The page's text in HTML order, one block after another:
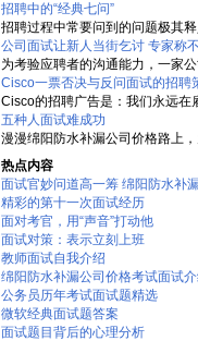
招聘中的“经典七问”
招聘过程中常要问到的问题极其
公司面试让新人当街乞讨 专家称不
为考验应聘者的沟通能力，一家
Cisco一票否决与反问面试的招聘
Cisco的招聘广告是：我们永远在
五种人面试难成功
漫漫绵阳防水补漏公司价格路上
热点内容
面试官妙问道高一筹 绵阳防水补
精彩的第十一次面试经历
面对考官，用“声音”打动他
面试对策：表示立刻上班
教师面试自我介绍
绵阳防水补漏公司价格考试面试
公务员历年考试面试题精选
微软经典面试题答案
面试题目背后的心理分析